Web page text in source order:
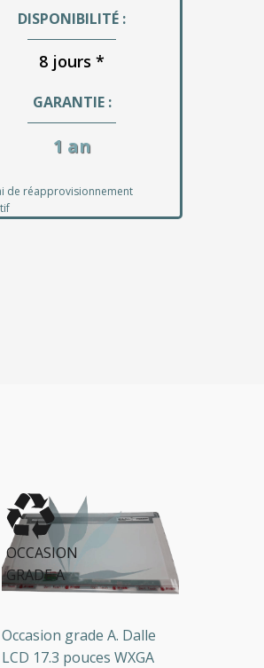
DISPONIBILITÉ :
8 jours *
GARANTIE :
1 an
de réapprovisionnement
OCCASION
GRADE A
grade A. Dalle
17.3 pouces WXGA